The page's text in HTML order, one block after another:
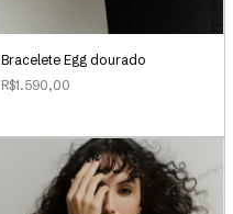
Bracelete Egg dourado
R$1.590,00